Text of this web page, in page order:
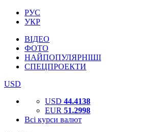
РУС
УКР
ВІДЕО
ФОТО
НАЙПОПУЛЯРНІШІ
СПЕЦПРОЕКТИ
USD
USD 44.4138
EUR 51.2998
Всі курси валют